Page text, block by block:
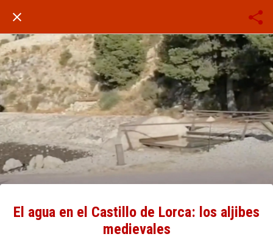
El agua en el Castillo de Lorca: los aljibes
medievales